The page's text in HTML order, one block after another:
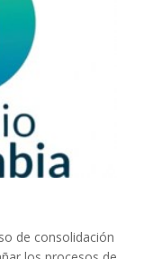
de consolidación